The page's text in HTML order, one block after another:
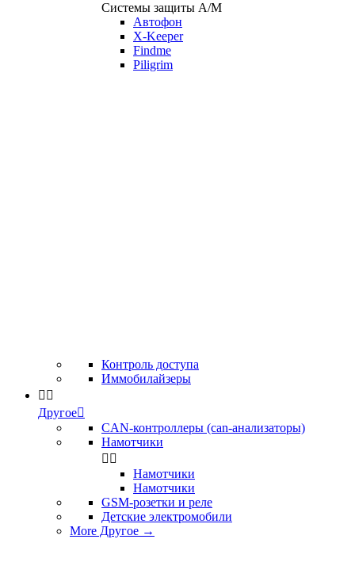
Системы защиты А/М
Автофон
X-Keeper
Findme
Piligrim
Контроль доступа
Иммобилайзеры
 
Другое
CAN-контроллеры (can-анализаторы)
Намотчики
 
Намотчики
Намотчики
GSM-розетки и реле
Детские электромобили
More Другое →